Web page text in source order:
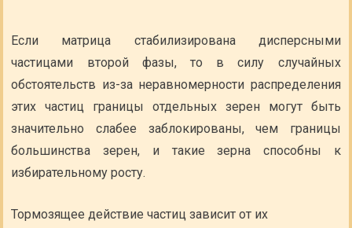
Если матрица стабилизирована дисперсными
частицами второй фазы, то в силу случайных
обстоятельств из-за неравномерности распределения
этих частиц границы отдельных зерен могут быть
значительно слабее заблокированы, чем границы
большинства зерен, и такие зерна способны к
избирательному росту.
Тормозящее действие частиц зависит от их